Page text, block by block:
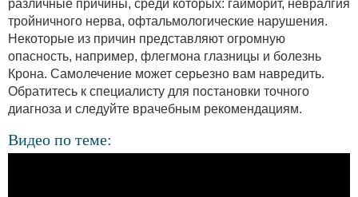
различные причины, среди которых: гайморит, невралгия
тройничного нерва, офтальмологические нарушения.
Некоторые из причин представляют огромную
опасность, например, флегмона глазницы и болезнь
Крона. Самолечение может серьезно вам навредить.
Обратитесь к специалисту для постановки точного
диагноза и следуйте врачебным рекомендациям.
Видео по теме: